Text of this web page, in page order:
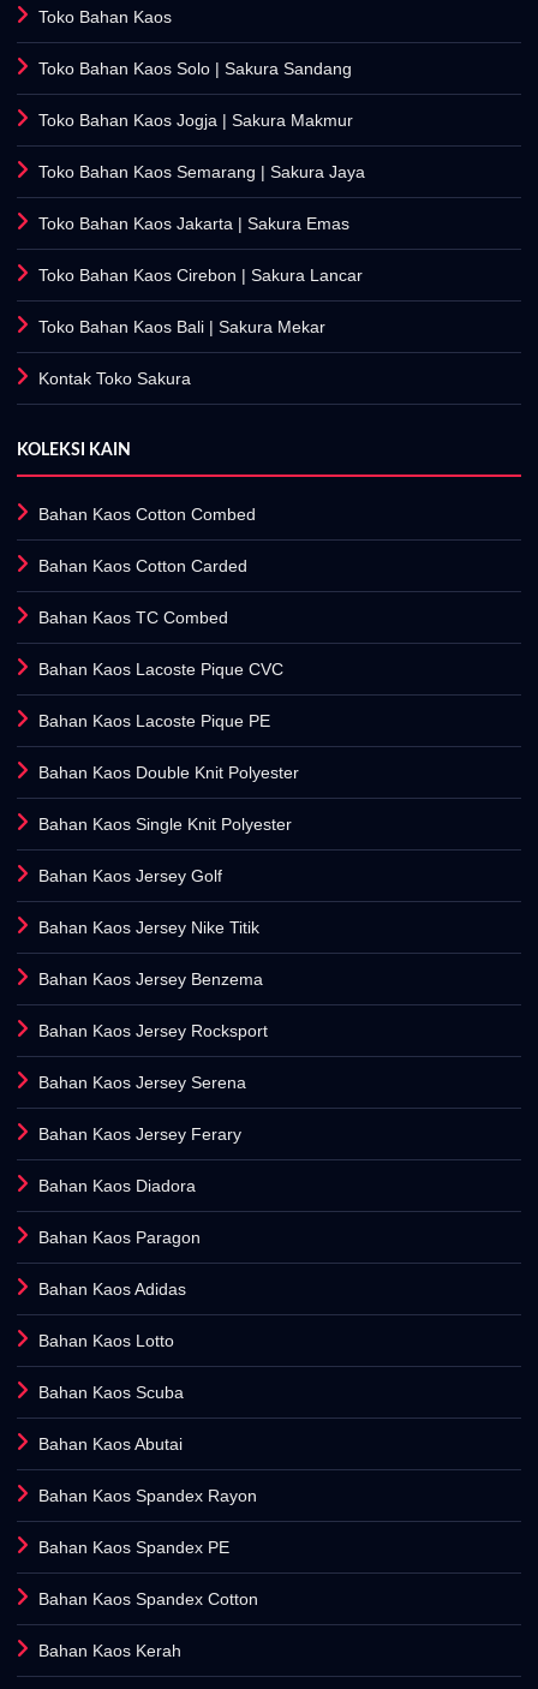
Toko Bahan Kaos
Toko Bahan Kaos Solo | Sakura Sandang
Toko Bahan Kaos Jogja | Sakura Makmur
Toko Bahan Kaos Semarang | Sakura Jaya
Toko Bahan Kaos Jakarta | Sakura Emas
Toko Bahan Kaos Cirebon | Sakura Lancar
Toko Bahan Kaos Bali | Sakura Mekar
Kontak Toko Sakura
KOLEKSI KAIN
Bahan Kaos Cotton Combed
Bahan Kaos Cotton Carded
Bahan Kaos TC Combed
Bahan Kaos Lacoste Pique CVC
Bahan Kaos Lacoste Pique PE
Bahan Kaos Double Knit Polyester
Bahan Kaos Single Knit Polyester
Bahan Kaos Jersey Golf
Bahan Kaos Jersey Nike Titik
Bahan Kaos Jersey Benzema
Bahan Kaos Jersey Rocksport
Bahan Kaos Jersey Serena
Bahan Kaos Jersey Ferary
Bahan Kaos Diadora
Bahan Kaos Paragon
Bahan Kaos Adidas
Bahan Kaos Lotto
Bahan Kaos Scuba
Bahan Kaos Abutai
Bahan Kaos Spandex Rayon
Bahan Kaos Spandex PE
Bahan Kaos Spandex Cotton
Bahan Kaos Kerah